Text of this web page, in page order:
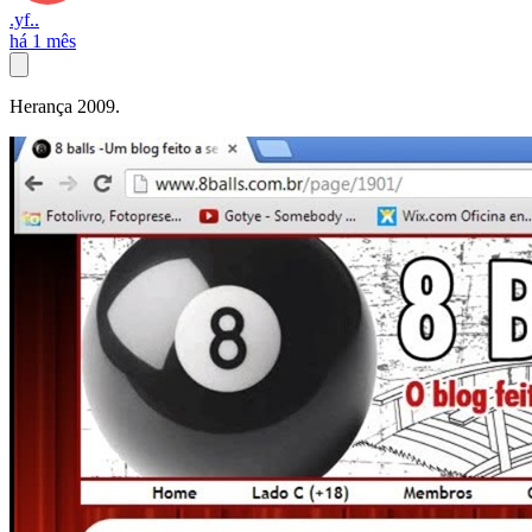
.yf..
há 1 mês
Herança 2009.